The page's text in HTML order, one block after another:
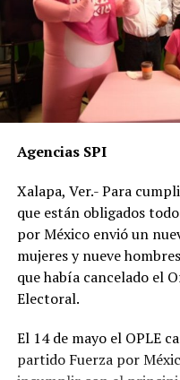
Agencias SPI
Xalapa, Ver.- Para
que están obligados
por México envió un
mujeres y nueve
que había cancelado el
Electoral.
El 14 de mayo el OPLE
partido Fuerza por